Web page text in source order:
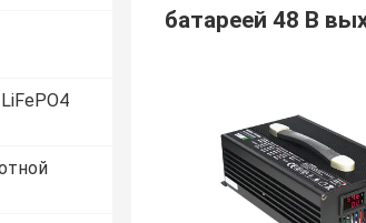
батареей 48 В